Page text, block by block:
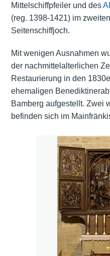
Mittelschiffpfeiler und des
(reg. 1398-1421) im
Seitenschiffjoch.
Mit wenigen Ausnahmen
der nachmittelalterlichen
Restaurierung in den
ehemaligen
Bamberg aufgestellt. Zwei
befinden sich im